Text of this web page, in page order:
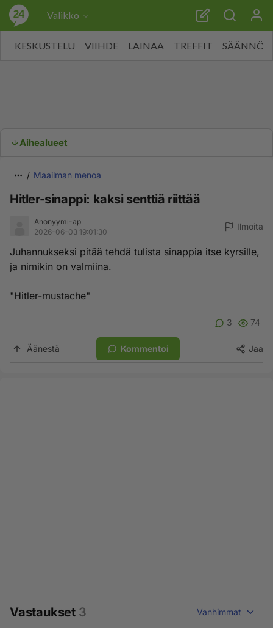
Valikko
KESKUSTELU VIIHDE LAINAA TREFFIT SÄÄNNÖT
Aihealueet
Maailman menoa
Hitler-sinappi: kaksi senttiä riittää
Anonyymi-ap
2026-06-03 19:01:30
Ilmoita
Juhannukseksi pitää tehdä tulista sinappia itse kyrsille,
ja nimikin on valmiina.
"Hitler-mustache"
3 74
Äänestä Kommentoi Jaa
Vastaukset 3 Vanhimmat